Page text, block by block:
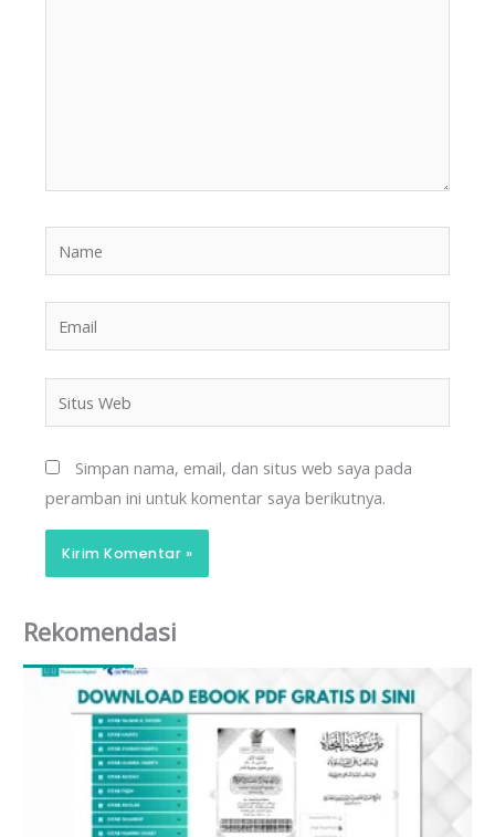
Web
Simpan nama, email, dan situs web saya pada
peramban ini untuk komentar saya berikutnya.
Rekomendasi